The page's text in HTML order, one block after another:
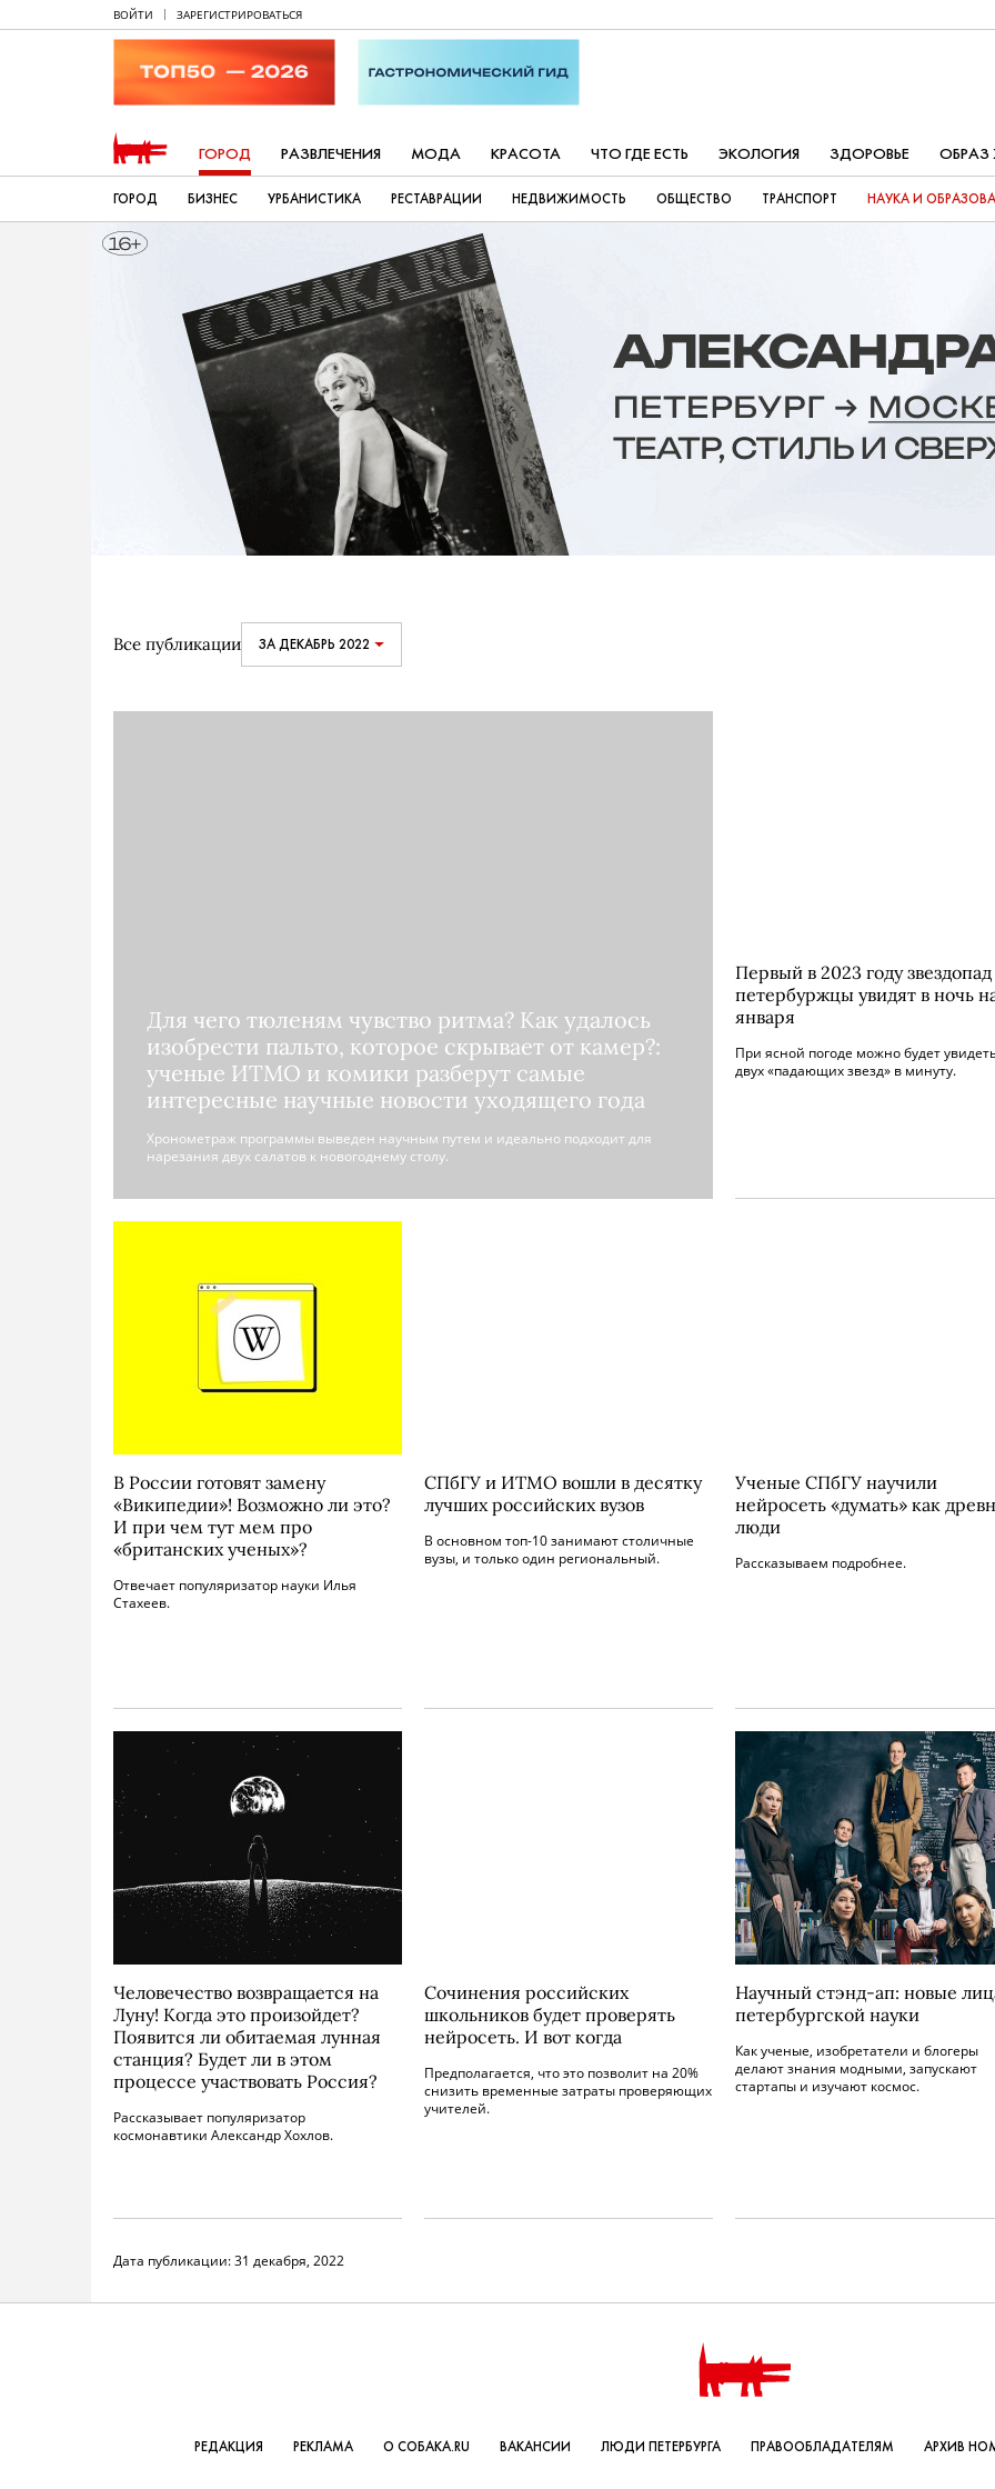
ВОЙТИ ЗАРЕГИСТРИРОВАТЬСЯ
ГОРОД РАЗВЛЕЧЕНИЯ МОДА КРАСОТА ЧТО ГДЕ ЕСТЬ ЭКОЛОГИЯ ЗДОРОВЬЕ
ГОРОД БИЗНЕС УРБАНИСТИКА РЕСТАВРАЦИИ НЕДВИЖИМОСТЬ ОБЩЕСТВО ТРАНСПОРТ НАУКА И
Все публикации ЗА ДЕКАБРЬ 2022
Для чего тюленям чувство ритма? Как удалось
изобрести пальто, которое скрывает от камер?:
ученые ИТМО и комики разберут самые
интересные научные новости уходящего года
Хронометраж программы выведен научным путем и идеально подходит для
нарезания двух салатов к новогоднему столу.
Первый в 2023 году звездопад
петербуржцы увидят в ночь
января
При ясной погоде можно будет
двух «падающих звезд» в минуту.
В России готовят замену
«Википедии»! Возможно ли это?
И при чем тут мем про
«британских ученых»?
Отвечает популяризатор науки Илья
Стахеев.
СПбГУ и ИТМО вошли в десятку
лучших российских вузов
В основном топ-10 занимают столичные
вузы, и только один региональный.
Ученые СПбГУ научили
нейросеть «думать» как
люди
Рассказываем подробнее.
Человечество возвращается на
Луну! Когда это произойдет?
Появится ли обитаемая лунная
станция? Будет ли в этом
процессе участвовать Россия?
Рассказывает популяризатор
космонавтики Александр Хохлов.
Сочинения российских
школьников будет проверять
нейросеть. И вот когда
Предполагается, что это позволит на 20%
снизить временные затраты проверяющих
учителей.
Научный стэнд-ап: новые
петербургской науки
Как ученые, изобретатели и блогеры
делают знания модными, запускают
стартапы и изучают космос.
Дата публикации:31 декабря, 2022
РЕДАКЦИЯ РЕКЛАМА О СОБАКА.RU ВАКАНСИИ ЛЮДИ ПЕТЕРБУРГА ПРАВООБЛАДАТЕЛЯМ АРХИВ